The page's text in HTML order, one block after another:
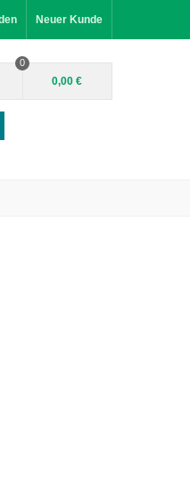
Neuer Kunde
0
0,00 €